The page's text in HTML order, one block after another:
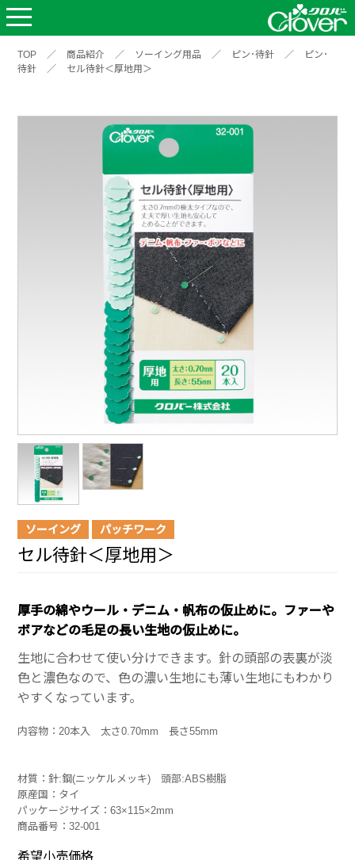
TOP ／ 商品紹介 ／ ソーイング用品 ／ ピン･待針 ／
ピン･
待針
／ セル待針＜厚地用＞
ソーイング パッチワーク
セル待針＜厚地用＞
厚手の綿やウール・デニム・帆布の仮止めに。ファーや
ボアなどの毛足の長い生地の仮止めに。
生地に合わせて使い分けできます。針の頭部の表裏が淡
色と濃色なので、色の濃い生地にも薄い生地にもわかり
やすくなっています。
内容物：20本入 太さ0.70mm 長さ55mm
材質：針:鋼(ニッケルメッキ) 頭部:ABS樹脂
原産国：タイ
パッケージサイズ：63×115×2mm
商品番号：32-001
希望小売価格